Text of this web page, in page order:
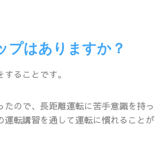
プはありますか？
ることです。
たので、長距離運転に苦手意識を持っ
運転講習を通して運転に慣れることが